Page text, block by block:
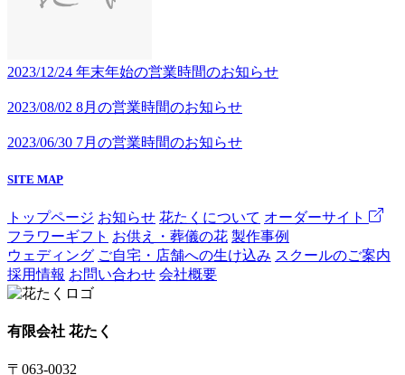
2023/12/24 年末年始の営業時間のお知らせ
2023/08/02 8月の営業時間のお知らせ
2023/06/30 7月の営業時間のお知らせ
SITE MAP
トップページ お知らせ 花たくについて オーダーサイト
フラワーギフト お供え・葬儀の花 製作事例
ウェディング ご自宅・店舗への生け込み スクールのご案内
採用情報 お問い合わせ 会社概要
有限会社 花たく
〒063-0032